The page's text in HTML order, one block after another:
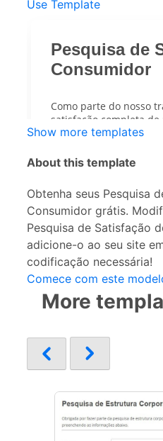
Use Template
Show more templates
About this template
Obtenha seus Pesquisa
Consumidor grátis.
Pesquisa de Satisfação
adicione-o ao seu site
codificação necessária!
Comece com este
More